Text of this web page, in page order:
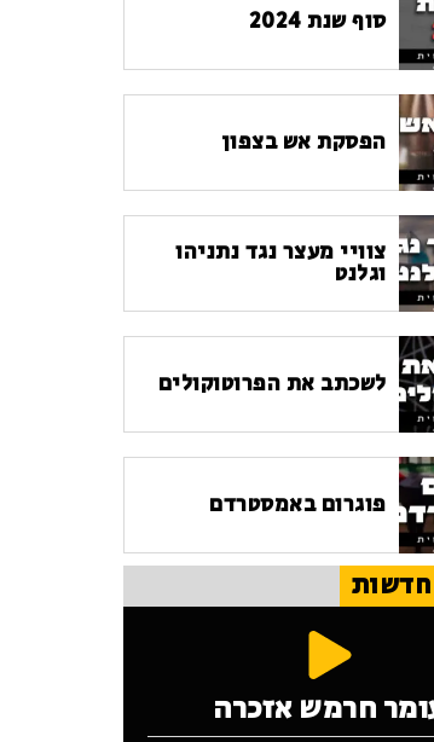
סוף שנת 2024
הפסקת אש בצפון
צוויי מעצר נגד נתניהו
וגלנט
לשכתב את הפרוטוקולים
פוגרום באמסטרדם
חדשות
חרמש אזכרה